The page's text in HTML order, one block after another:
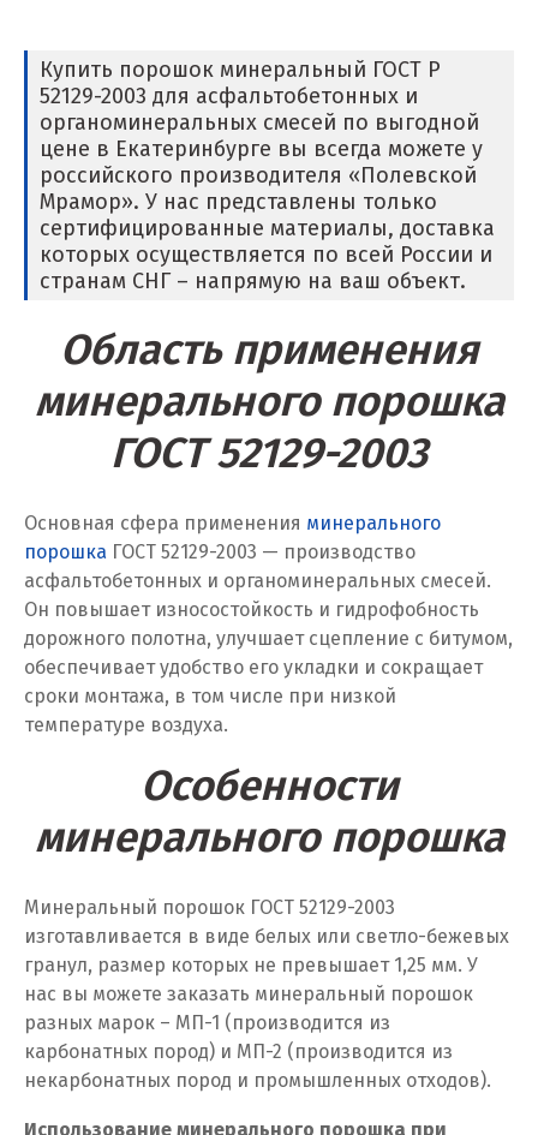
Ишим
К
Казань
Калининград
Камышево
Караганда
Качканар
Кемерово
Киров
Кировград
Когалым
Коелга
Коломна
Королёв
Кострома
Купить порошок минеральный ГОСТ Р
52129-2003 для асфальтобетонных и
органоминеральных смесей по выгодной
цене в Екатеринбурге вы всегда можете у
российского производителя «Полевской
Мрамор». У нас представлены только
сертифицированные материалы, доставка
которых осуществляется по всей России и
странам СНГ – напрямую на ваш объект.
Область применения
минерального порошка
ГОСТ 52129-2003
Основная сфера применения минерального
порошка ГОСТ 52129-2003 — производство
асфальтобетонных и органоминеральных смесей.
Он повышает износостойкость и гидрофобность
дорожного полотна, улучшает сцепление с битумом,
обеспечивает удобство его укладки и сокращает
сроки монтажа, в том числе при низкой
температуре воздуха.
Особенности
минерального порошка
Минеральный порошок ГОСТ 52129-2003
изготавливается в виде белых или светло-бежевых
гранул, размер которых не превышает 1,25 мм. У
нас вы можете заказать минеральный порошок
разных марок – МП-1 (производится из
карбонатных пород) и МП-2 (производится из
некарбонатных пород и промышленных отходов).
Использование минерального порошка при